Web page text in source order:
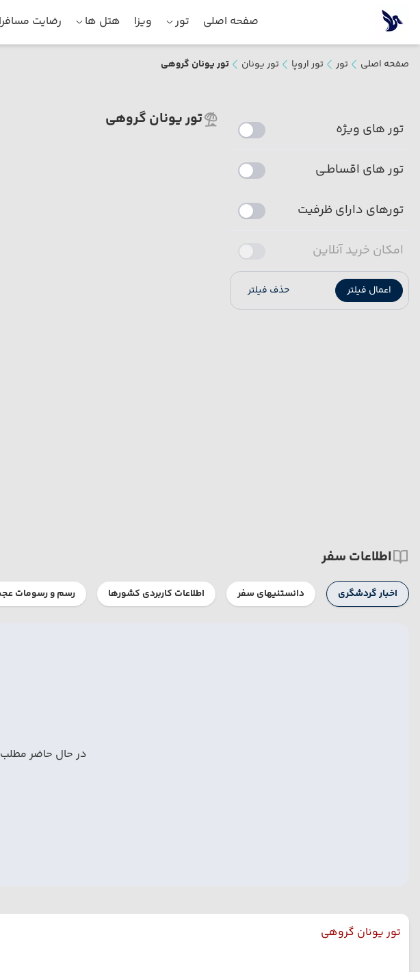
صفحه اصلی تور ویزا هتل ها رضایت
صفحه اصلی تور تور اروپا تور یونان تور یونان گروهی
تور های ویژه
تور های اقساطـی
تورهای دارای ظرفیت
امکان خرید آنلاین
اعمال فیلتر حذف فیلتر
تور یونان گروهی
اطلاعات سفر
اخبار گردشگری دانستنیهای سفر اطلاعات کاربردی کشورها رسم و رسومات
در حال حاضر
تور یونان گروهی